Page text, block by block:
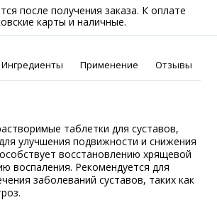
после получения заказа. К оплате
карты и наличные.
Ингредиенты Применение Отзывы
таблетки для суставов,
улучшения подвижности и снижения
восстановлению хрящевой
воспаления. Рекомендуется для
заболеваний суставов, таких как